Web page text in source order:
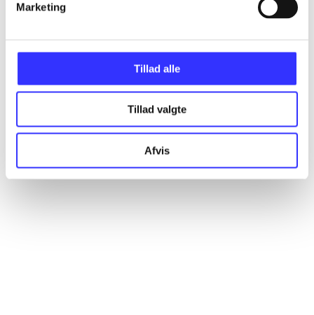
Marketing
Tillad alle
Tillad valgte
Afvis
Alle registrerede artikler fordelt på udgivelser
...